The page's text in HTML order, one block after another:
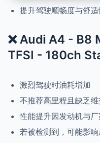
提升驾驶顺畅度与舒适
❌ Audi A4 - B8
TFSI - 180ch
激烈驾驶时油耗增加
不推荐高里程且缺乏
性能提升因发动机与
若被检测到，可能影